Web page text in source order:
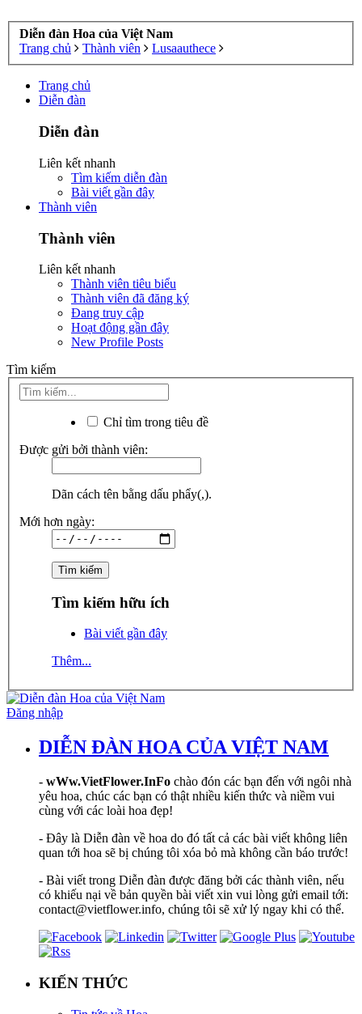
Diễn đàn Hoa của Việt Nam
Trang chủ
Thành viên Lusaauthece
Trang chủ
Diễn đàn
Diễn đàn
Liên kết nhanh
Tìm kiếm diễn đàn
Bài viết gần đây
Thành viên
Thành viên
Liên kết nhanh
Thành viên tiêu biểu
Thành viên đã đăng ký
Đang truy cập
Hoạt động gần đây
New Profile Posts
Tìm kiếm
Chỉ tìm trong tiêu đề
Được gửi bởi thành viên:
Dãn cách tên bằng dấu phẩy(,).
Mới hơn ngày:
Tìm kiếm hữu ích
Bài viết gần đây
Thêm...
Đăng nhập
DIỄN ĐÀN HOA CỦA VIỆT NAM
- wWw.VietFlower.InFo chào đón các bạn đến với ngôi nhà
yêu hoa, chúc các bạn có thật nhiều kiến thức và niềm vui
cùng với các loài hoa đẹp!
- Đây là Diễn đàn về hoa do đó tất cả các bài viết không liên
quan tới hoa sẽ bị chúng tôi xóa bỏ mà không cần báo trước!
- Bài viết trong Diễn đàn được đăng bởi các thành viên, nếu
có khiếu nại về bản quyền bài viết xin vui lòng gửi email tới:
contact@vietflower.info, chúng tôi sẽ xử lý ngay khi có thể.
KIẾN THỨC